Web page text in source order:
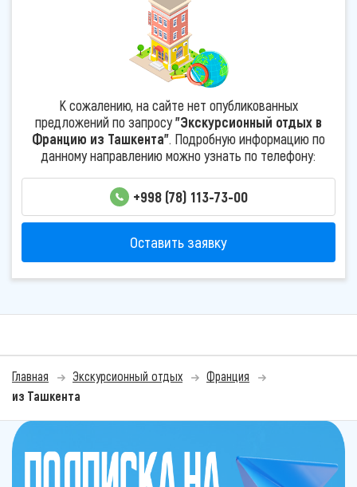
К сожалению, на сайте нет опубликованных
предложений по запросу"Экскурсионный отдых в
Францию из Ташкента". Подробную информацию по
данному направлению можно узнать по телефону:
+998 (78) 113-73-00
Оставить заявку
Главная Экскурсионный отдых
Франция
из Ташкента